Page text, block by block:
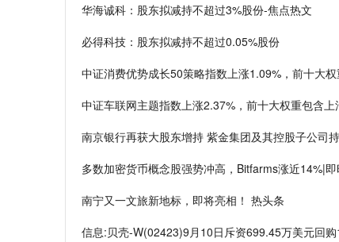
华海诚科：股东拟减持不超过3%股份-焦点热文
必得科技：股东拟减持不超过0.05%股份
中证消费优势成长50策略指数上涨1.09%，前十大
中证车联网主题指数上涨2.37%，前十大权重包含
南京银行再获大股东增持 紫金集团及其控股子公司
多数加密货币概念股强势冲高，Bitfarms涨近14%|
南宁又一文旅新地标，即将亮相！ 热头条
信息:贝壳-W(02423)9月10日斥资699.45万美元回